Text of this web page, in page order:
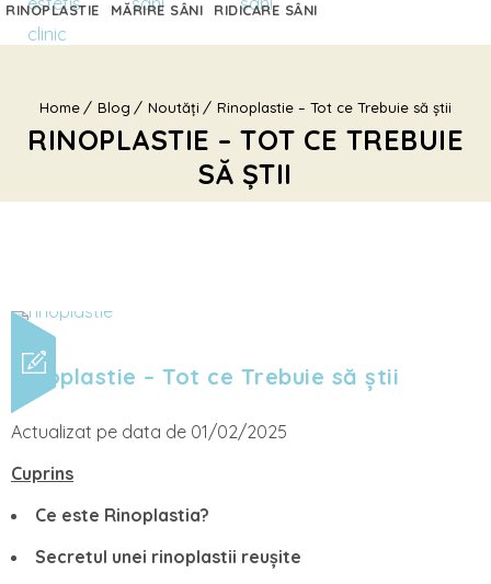
RINOPLASTIE MĂRIRE SÂNI RIDICARE SÂNI
Home Blog Noutăți Rinoplastie – Tot ce Trebuie să știi
RINOPLASTIE – TOT CE TREBUIE
SĂ ȘTII
Rinoplastie – Tot ce Trebuie să știi
Actualizat pe data de 01/02/2025
Cuprins
Ce este Rinoplastia?
Secretul unei rinoplastii reușite